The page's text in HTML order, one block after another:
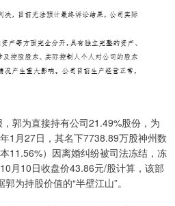
为直接持有公司21.49%股份，为
1月27日，其名下7738.89万股神州数
11.56%）因离婚纠纷被司法冻结，冻
月10日收盘价43.86元/股计算，该部
为持股价值的“半壁江山”。